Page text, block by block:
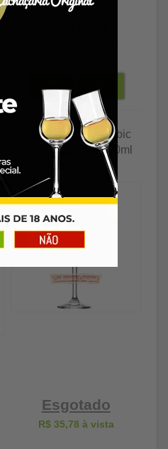
Taça de vidro Alambic
Nadir Figueiredo 90ml
Esgotado
R$ 35,78 à vista